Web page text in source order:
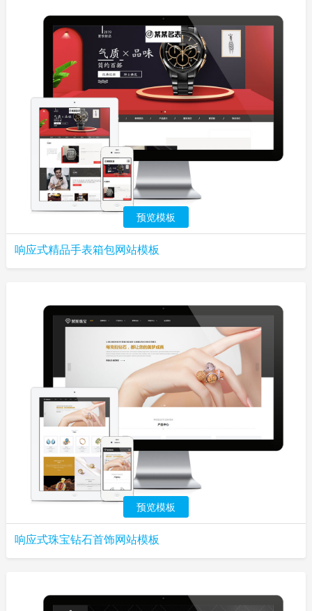
预览模板
响应式精品手表箱包网站模板
预览模板
响应式珠宝钻石首饰网站模板